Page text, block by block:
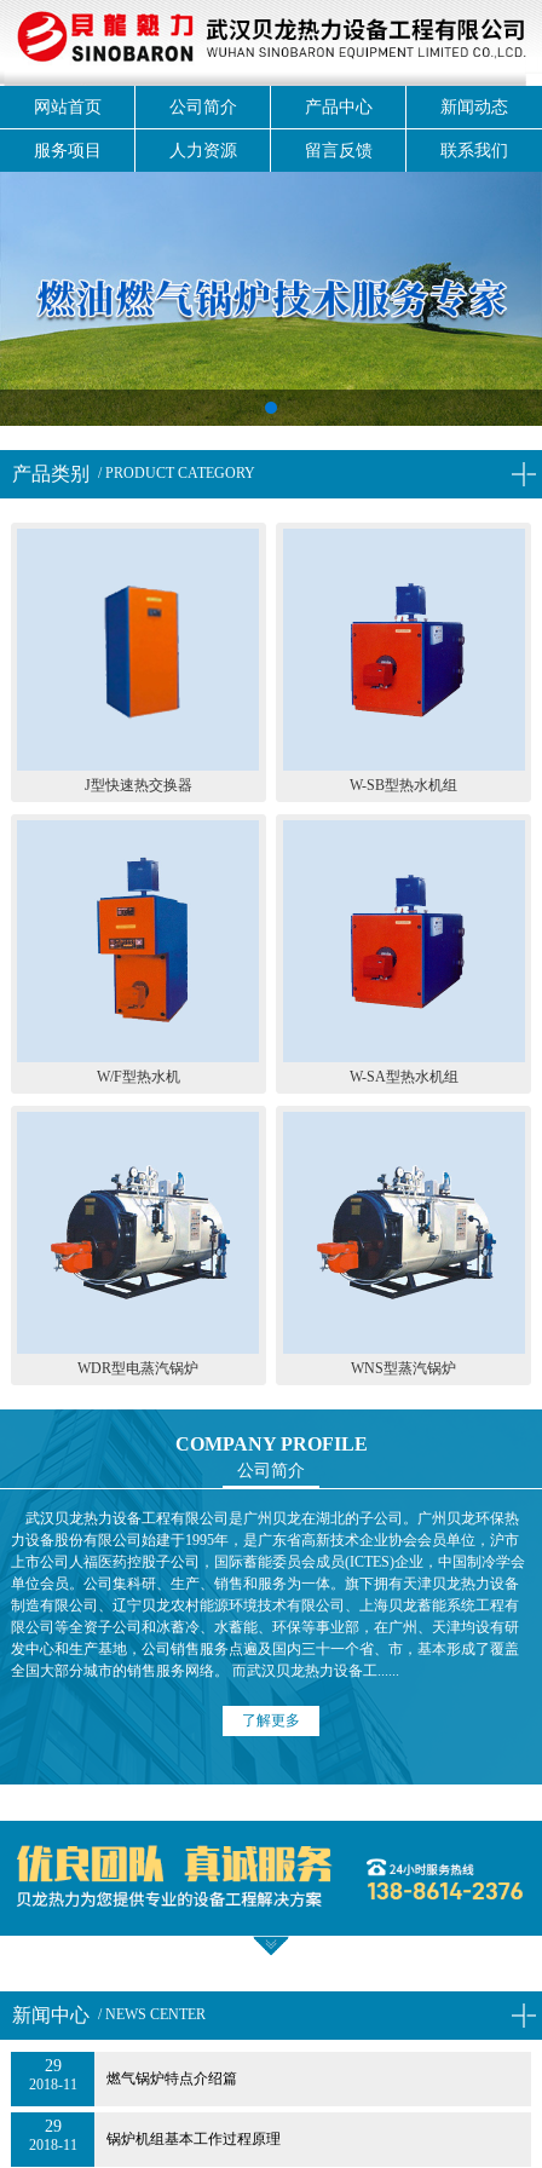
网站首页 公司简介 产品中心 新闻动态
服务项目 人力资源 留言反馈 联系我们
1
产品类别 / PRODUCT CATEGORY
J型快速热交换器 W-SB型热水机组
W/F型热水机 W-SA型热水机组
WDR型电蒸汽锅炉 WNS型蒸汽锅炉
COMPANY PROFILE
公司简介
武汉贝龙热力设备工程有限公司是广州贝龙在湖北的子公司。广州贝龙环保热
力设备股份有限公司始建于1995年，是广东省高新技术企业协会会员单位，沪市
上市公司人福医药控股子公司，国际蓄能委员会成员(ICTES)企业，中国制冷学会
单位会员。公司集科研、生产、销售和服务为一体。旗下拥有天津贝龙热力设备
制造有限公司、辽宁贝龙农村能源环境技术有限公司、上海贝龙蓄能系统工程有
限公司等全资子公司和冰蓄冷、水蓄能、环保等事业部，在广州、天津均设有研
发中心和生产基地，公司销售服务点遍及国内三十一个省、市，基本形成了覆盖
全国大部分城市的销售服务网络。 而武汉贝龙热力设备工......
了解更多
新闻中心 / NEWS CENTER
29
2018-11 燃气锅炉特点介绍篇
29
2018-11 锅炉机组基本工作过程原理